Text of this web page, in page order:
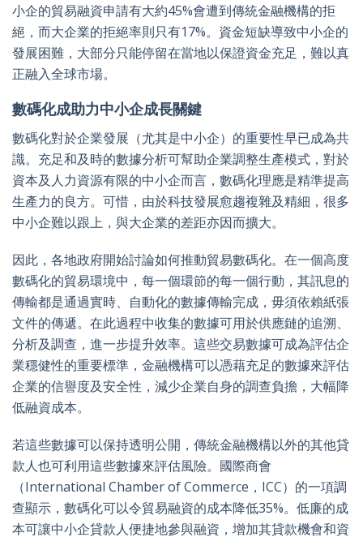
小企的貿易融資申請有大約45%會遭到傳統金融機構的拒
絕，而大企業的拒絕率則只有17%。資金短缺導致中小企的
發展困難，大部分只能停留在當地以保證資金充足，難以真
正融入全球市場。
數碼化成助力中小企成長關鍵
數碼化對於企業發展（尤其是中小企）的重要性早已成為共
識。充足和及時的數據分析可幫助企業調整生產模式，對於
資本及人力資源有限的中小企而言，數碼化理應是精準提高
生產力的良方。可惜，由於科技發展愈趨複雜及精細，很多
中小企難以跟上，與大企業的差距亦因而擴大。
因此，各地政府開始討論如何推動貿易數碼化。在一個高度
數碼化的貿易環境中，每一個環節的每一個行動，其訊息的
傳輸都是通過實時、自動化的數據傳輸完成，毋須依賴紙張
文件的傳遞。在此過程中收集的數據可用於供應鏈的追溯、
分析及調查，進一步提升效率。這些交易數據可成為評估企
業穩健性的重要標準，金融機構可以憑藉充足的數據來評估
企業的信譽度及安全性，減少企業自身的調查負擔，大幅降
低融資成本。
若這些數據可以保持透明公開，傳統金融機構以外的其他貸
款人也可利用這些數據來評估風險。國際商會
（International Chamber of Commerce，ICC）的一項調
查顯示，數碼化可以令貿易融資的成本降低35%。低廉的成
本可讓中小企貸款人便捷地參與融資，增加其貸款機會和資